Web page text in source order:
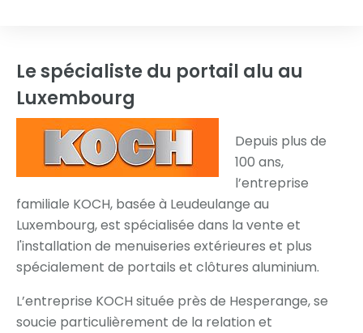
Le spécialiste du portail alu au
Luxembourg
Depuis plus de
100 ans,
l’entreprise
familiale KOCH, basée à Leudeulange au
Luxembourg, est spécialisée dans la vente et
l'installation de menuiseries extérieures et plus
spécialement de portails et clôtures aluminium.
L’entreprise KOCH située près de Hesperange, se
soucie particulièrement de la relation et